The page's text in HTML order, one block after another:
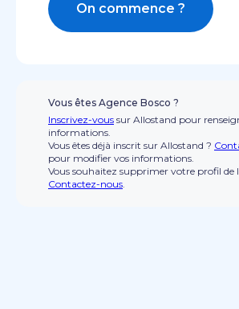
On commence ?
Vous êtes Agence Bosco ?
Inscrivez-vous sur Allostand pour
informations.
Vous êtes déjà inscrit sur Allostand ?
pour modifier vos informations.
Vous souhaitez supprimer votre profil de
Contactez-nous.